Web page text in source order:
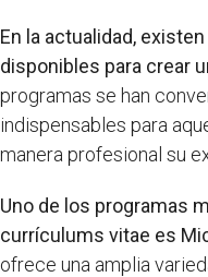
En la actualidad,
disponibles para crear
programas se han
indispensables para
manera profesional su
Uno de los programas
currículums vitae es
ofrece una amplia